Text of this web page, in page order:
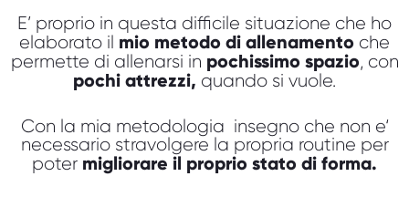
E’ proprio in questa difficile situazione che ho
elaborato il mio metodo di allenamento che
permette di allenarsi in pochissimo spazio, con
pochi attrezzi, quando si vuole.
Con la mia metodologia insegno che non e‘
necessario stravolgere la propria routine per
poter migliorare il proprio stato di forma.